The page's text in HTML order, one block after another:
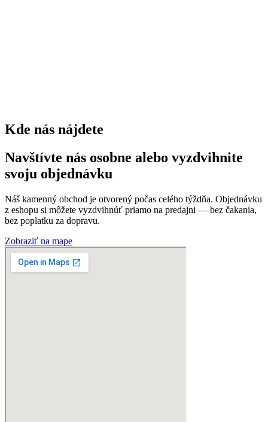
Kde nás nájdete
Navštívte nás osobne alebo vyzdvihnite
svoju objednávku
Náš kamenný obchod je otvorený počas celého týždňa. Objednávku
z eshopu si môžete vyzdvihnúť priamo na predajni — bez čakania,
bez poplatku za dopravu.
Zobraziť na mape